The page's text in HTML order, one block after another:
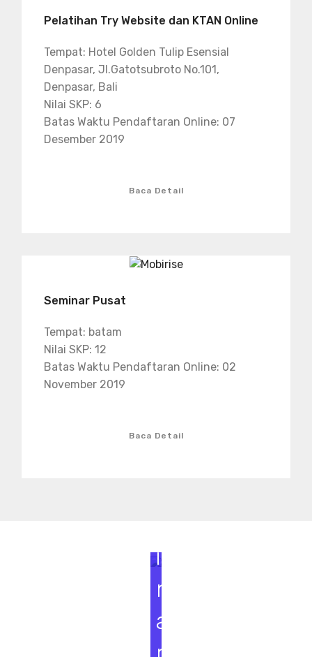
Pelatihan Try Website dan KTAN Online
Tempat: Hotel Golden Tulip Esensial
Denpasar, Jl.Gatotsubroto No.101,
Denpasar, Bali
Nilai SKP: 6
Batas Waktu Pendaftaran Online: 07
Desember 2019
Baca Detail
Seminar Pusat
Tempat: batam
Nilai SKP: 12
Batas Waktu Pendaftaran Online: 02
November 2019
Baca Detail
i
n
a